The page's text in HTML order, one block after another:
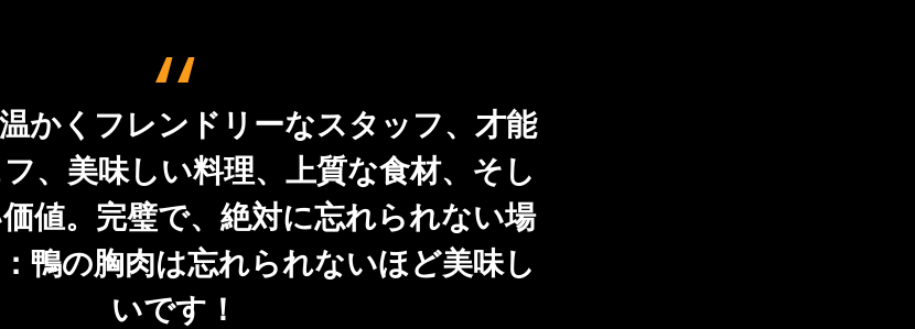
かくフレンドリーなスタッフ、才能
、美味しい料理、上質な食材、そし
値。完璧で、絶対に忘れられない場
鴨の胸肉は忘れられないほど美味し
いです！